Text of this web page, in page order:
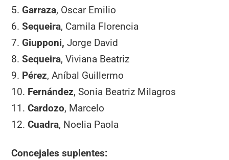
5. Garraza, Oscar Emilio
6.Sequeira, Camila Florencia
7. Giupponi, Jorge David
8.Sequeira, Viviana Beatriz
9. Pérez, Aníbal Guillermo
10. Fernández, Sonia Beatriz Milagros
11.Cardozo, Marcelo
12.Cuadra, Noelia Paola
Concejales suplentes: